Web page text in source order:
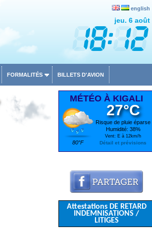
english
jeu. 6 août
FORMALITÉS BILLETS D'AVION
MÉTÉO À KIGALI
80°F
27°C
Risque de pluie éparse
Humidité: 38%
Vent: E à 12km/h
Détail et prévisions
Attestations DE RETARD
INDEMNISATIONS /
LITIGES